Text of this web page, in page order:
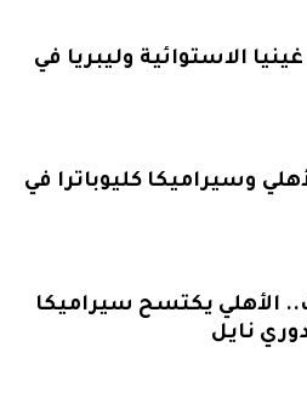
الاستوائية وليبريا في
وسيراميكا كليوباترا في
الأهلي يكتسح سيراميكا
نايل